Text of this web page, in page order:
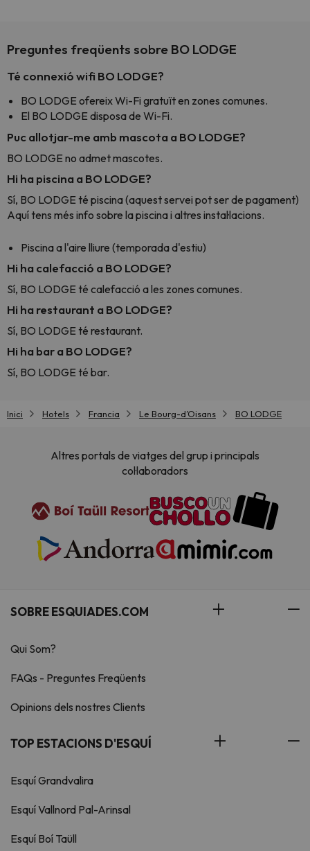
Preguntes freqüents sobre BO LODGE
Té connexió wifi BO LODGE?
BO LODGE ofereix Wi-Fi gratuït en zones comunes.
El BO LODGE disposa de Wi-Fi.
Puc allotjar-me amb mascota a BO LODGE?
BO LODGE no admet mascotes.
Hi ha piscina a BO LODGE?
Sí, BO LODGE té piscina (aquest servei pot ser de pagament)
Aquí tens més info sobre la piscina i altres instal·lacions.
Piscina a l'aire lliure (temporada d'estiu)
Hi ha calefacció a BO LODGE?
Sí, BO LODGE té calefacció a les zones comunes.
Hi ha restaurant a BO LODGE?
Sí, BO LODGE té restaurant.
Hi ha bar a BO LODGE?
Sí, BO LODGE té bar.
Inici Hotels Francia Le Bourg-dʼOisans BO LODGE
Altres portals de viatges del grup i principals
col·laboradors
SOBRE ESQUIADES.COM
Qui Som?
FAQs - Preguntes Freqüents
Opinions dels nostres Clients
TOP ESTACIONS D'ESQUÍ
Esquí Grandvalira
Esquí Vallnord Pal-Arinsal
Esquí Boí Taüll